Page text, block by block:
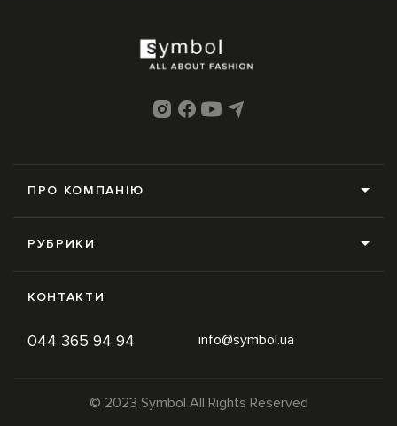
ПРО КОМПАНІЮ
Контакти
Політика конфіденційності
РУБРИКИ
Trends
КОНТАКТИ
044 365 94 94 info@symbol.ua
© 2023 Symbol All Rights Reserved